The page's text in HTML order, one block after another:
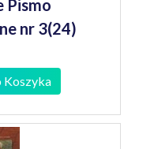
Pismo
nr 3(24)
Koszyka